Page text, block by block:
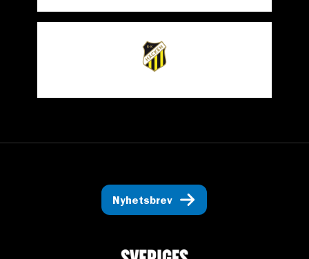
Nyhetsbrev